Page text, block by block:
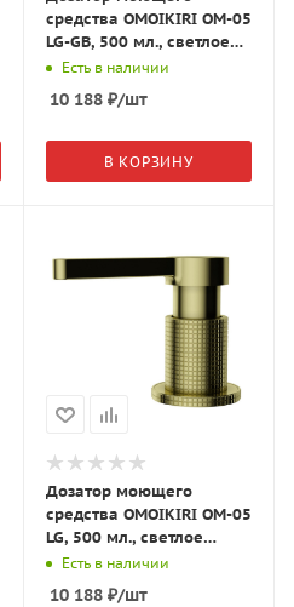
средства OMOIKIRI OM-05
LG-GB, 500 мл., светлое
золото/графит, 4995053
Есть в наличии
10 188₽/шт
В КОРЗИНУ
Дозатор моющего
средства OMOIKIRI OM-05
LG, 500 мл., светлое
золото, 4995075
Есть в наличии
10 188₽/шт